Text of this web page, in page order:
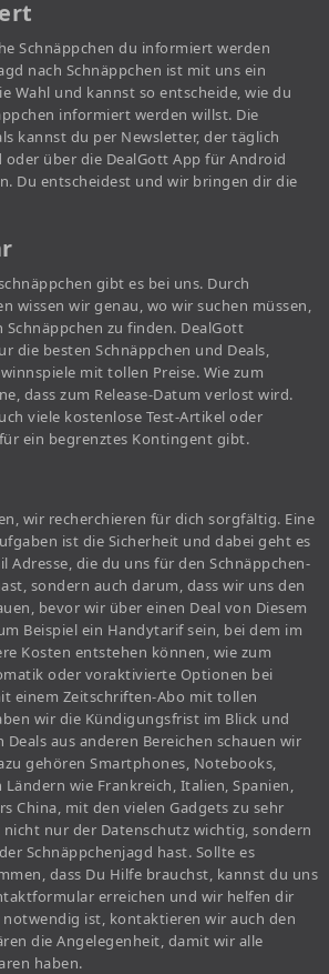
Schnäppchen du informiert werden
nach Schnäppchen ist mit uns ein
Wahl und kannst so entscheide, wie du
informiert werden willst. Die
kannst du per Newsletter, der täglich
über die DealGott App für Android
Du entscheidest und wir bringen dir die
gibt es bei uns. Durch
wissen wir genau, wo wir suchen müssen,
zu finden. DealGott
die besten Schnäppchen und Deals,
mit tollen Preise. Wie zum
dass zum Release-Datum verlost wird.
viele kostenlose Test-Artikel oder
ein begrenztes Kontingent gibt.
wir recherchieren für dich sorgfältig. Eine
ist die Sicherheit und dabei geht es
Adresse, die du uns für den Schnäppchen-
sondern auch darum, dass wir uns den
bevor wir über einen Deal von Diesem
Beispiel ein Handytarif sein, bei dem im
Kosten entstehen können, wie zum
oder voraktivierte Optionen bei
einem Zeitschriften-Abo mit tollen
wir die Kündigungsfrist im Blick und
aus anderen Bereichen schauen wir
gehören Smartphones, Notebooks,
Ländern wie Frankreich, Italien, Spanien,
China, mit den vielen Gadgets zu sehr
nur der Datenschutz wichtig, sondern
Schnäppchenjagd hast. Sollte es
dass Du Hilfe brauchst, kannst du uns
erreichen und wir helfen dir
notwendig ist, kontaktieren wir auch den
die Angelegenheit, damit wir alle
haben.